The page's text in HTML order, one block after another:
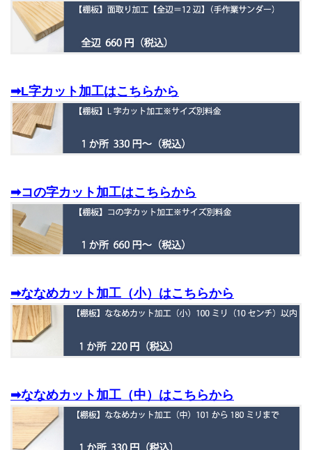
➡L字カット加工はこちらから
➡コの字カット加工はこちらから
➡ななめカット加工（小）はこちらから
➡ななめカット加工（中）はこちらから